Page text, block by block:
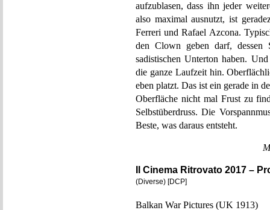
aufzublasen, dass ihn jeder
also maximal ausnutzt, ist
Ferreri und Rafael Azcona.
den Clown geben darf, dessen
sadistischen Unterton haben.
die ganze Laufzeit hin.
eben platzt. Das ist ein gerade in
Oberfläche nicht mal Frust zu
Selbstüberdruss. Die
Beste, was daraus entsteht.
Il Cinema Ritrovato 2017 –
(Diverse) [DCP]
Balkan War Pictures (UK 1913)